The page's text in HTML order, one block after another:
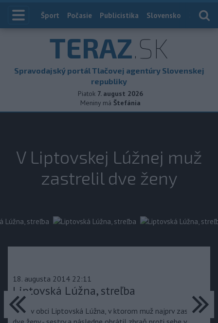
Index
Šport Počasie Publicistika Slovensko
TERAZ.SK
Spravodajský portál Tlačovej agentúry Slovenskej
republiky
Piatok 7. august 2026
Meniny má Štefánia
V Liptovskej Lúžnej muž
zastrelil dve ženy
18. augusta 2014 22:11
Liptovská Lúžna, streľba
Dom v obci Liptovská Lúžna, v ktorom muž najprv zastrelil
predchádzajúce